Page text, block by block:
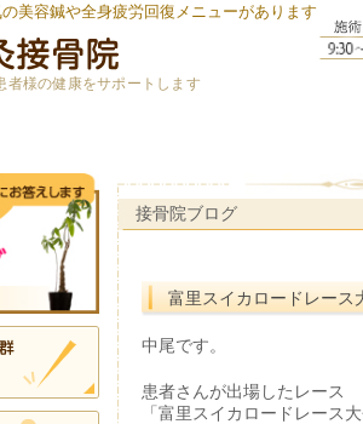
美容鍼や全身疲労回復メニューがあります
者様の健康をサポートします
接骨院ブログ
富里スイカロードレー
中尾です。
患者さんが出場したレース
「富里スイカロードレース大